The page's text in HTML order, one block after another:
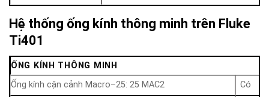
Hệ thống ống kính thông minh trên Fluke
Ti401
ỐNG KÍNH THÔNG MINH
Ống kính cận cảnh Macro–25: 25 MAC2
Có